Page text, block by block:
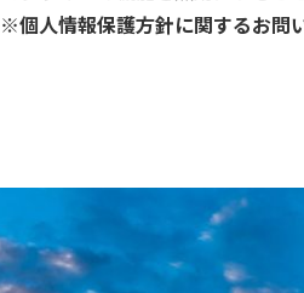
※個人情報保護方針に関するお問